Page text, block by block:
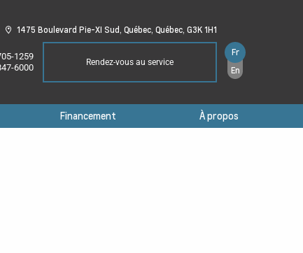
1475 Boulevard Pie-XI Sud, Québec, Québec, G3K 1H1
1259
6000 Rendez-vous au service
Fr
En
Financement À propos